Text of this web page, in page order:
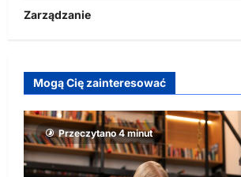
Zarządzanie
Mogą Cię zainteresować
Przeczytano 4 minut